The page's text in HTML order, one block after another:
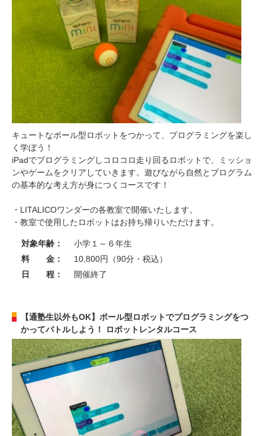
キュートなボール型ロボットをつかって、プログラミングを楽し
く学ぼう！
iPadでプログラミングしコロコロ走り回るロボットで、ミッショ
ンやゲームをクリアしていきます。遊びながら自然とプログラム
の基本的な考え方が身につくコースです！
・LITALICOワンダーの各教室で開催いたします。
・教室で使用したロボットはお持ち帰りいただけます。
対象年齢：
小学１～６年生
料 金：
10,800円（90分・税込）
日 程：
開催終了
【通塾生以外もOK】ボール型ロボットでプログラミングをつ
かってバトルしよう！ ロボットレンタルコース